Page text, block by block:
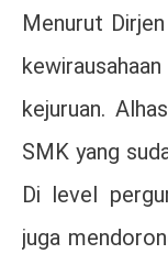
Menurut
kejuruan.
SMK yang
Di level
juga